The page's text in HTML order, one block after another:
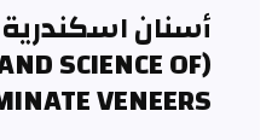
اسكندرية
ART AND SCIENCE
LAMINATE